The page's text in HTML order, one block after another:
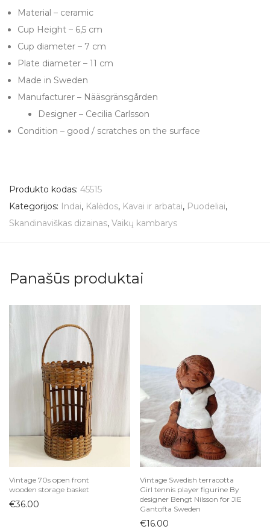
Material – ceramic
Cup Height – 6,5 cm
Cup diameter – 7 cm
Plate diameter – 11 cm
Made in Sweden
Manufacturer – Nääsgränsgården
Designer – Cecilia Carlsson
Condition – good / scratches on the surface
Produkto kodas: 45515
Kategorijos: Indai, Kalėdos, Kavai ir arbatai, Puodeliai,
Skandinaviškas dizainas, Vaikų kambarys
Panašūs produktai
Vintage 70s open front
wooden storage basket
€36.00
Vintage Swedish terracotta
Girl tennis player figurine By
designer Bengt Nilsson for JIE
Gantofta Sweden
€16.00